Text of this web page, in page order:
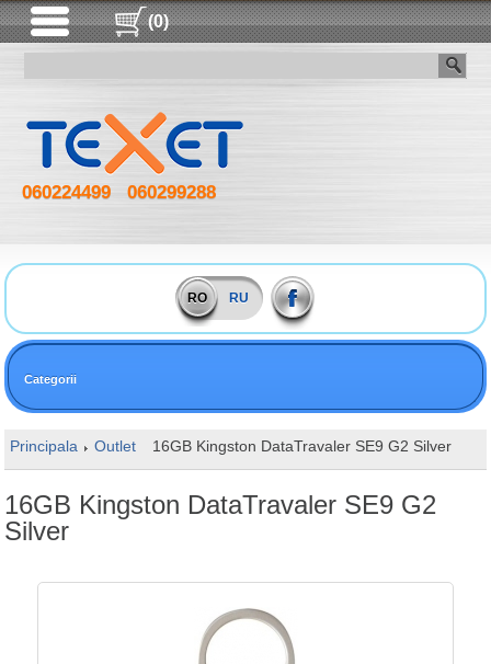
(0)
060224499 060299288
RO RU
Categorii
Principala Outlet 16GB Kingston DataTravaler SE9 G2 Silver
16GB Kingston DataTravaler SE9 G2
Silver